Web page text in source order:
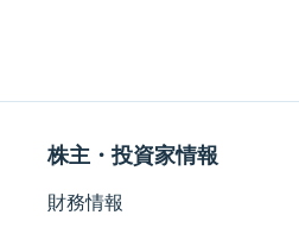
株主・投資家情報
財務情報